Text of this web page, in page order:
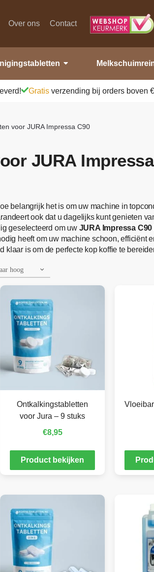
Over ons Contact
Gratis verzending bij orders boven
voor JURA Impressa C90
JURA
belangrijk het is om uw machine in
ook dat u dagelijks kunt genieten
geselecteerd om uw JURA Impressa
heeft om uw machine schoon, efficiënt
klaar is om de perfecte kop koffie te
Ontkalkingstabletten
voor Jura – 9 stuks
€8,95
Product bekijken